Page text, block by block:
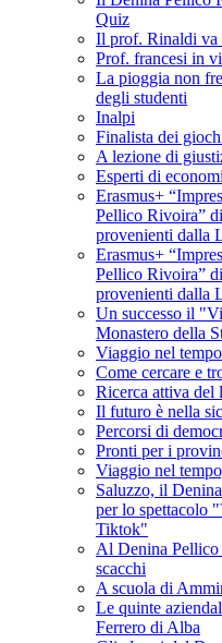
Quiz
Il prof. Rinaldi va
Prof. francesi in
La pioggia non
degli studenti
Inalpi
Finalista dei
A lezione di
Esperti di
Erasmus+
Pellico Rivoira”
provenienti dalla
Erasmus+
Pellico Rivoira”
provenienti dalla
Un successo il
Monastero della
Viaggio nel tempo
Come cercare e
Ricerca attiva del
Il futuro è nella
Percorsi di
Pronti per i
Viaggio nel
Saluzzo, il
per lo spettacolo
Tiktok"
Al Denina Pellico
scacchi
A scuola di
Le quinte
Ferrero di Alba